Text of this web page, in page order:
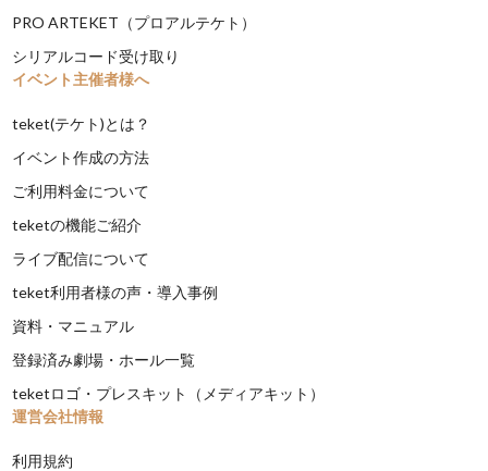
PRO ARTEKET（プロアルテケト）
シリアルコード受け取り
イベント主催者様へ
teket(テケト)とは？
イベント作成の方法
ご利用料金について
teketの機能ご紹介
ライブ配信について
teket利用者様の声・導入事例
資料・マニュアル
登録済み劇場・ホール一覧
teketロゴ・プレスキット（メディアキット）
運営会社情報
利用規約